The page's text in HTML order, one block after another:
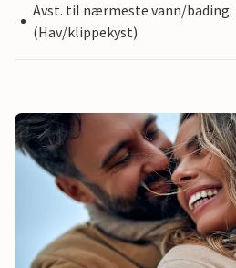
Avst. til nærmeste vann/bading:
(Hav/klippekyst)